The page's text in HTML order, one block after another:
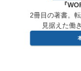
『
2冊目の著書。
見据えた働